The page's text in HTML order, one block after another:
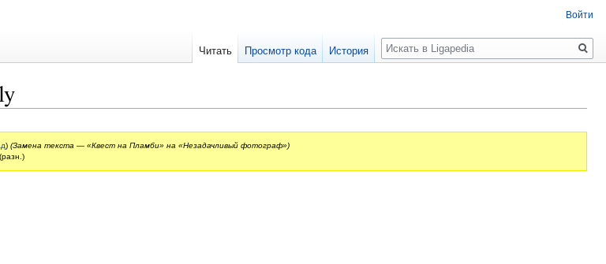
) (Замена текста — «Квест на Пламби» на «Незадачливый фотограф»)
Войти
Читать Просмотр кода История
Поиск